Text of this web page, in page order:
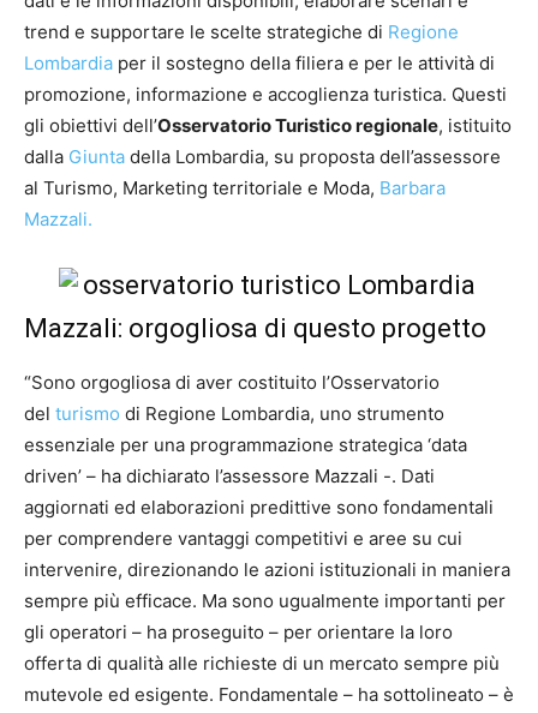
trend e supportare le scelte strategiche di Regione
Lombardia per il sostegno della filiera e per le attività di
promozione, informazione e accoglienza turistica. Questi
gli obiettivi dell’Osservatorio Turistico regionale, istituito
dalla Giunta della Lombardia, su proposta dell’assessore
al Turismo, Marketing territoriale e Moda, Barbara
Mazzali.
Mazzali: orgogliosa di questo progetto
“Sono orgogliosa di aver costituito l’Osservatorio
del turismo di Regione Lombardia, uno strumento
essenziale per una programmazione strategica ‘data
driven’ – ha dichiarato l’assessore Mazzali -. Dati
aggiornati ed elaborazioni predittive sono fondamentali
per comprendere vantaggi competitivi e aree su cui
intervenire, direzionando le azioni istituzionali in maniera
sempre più efficace. Ma sono ugualmente importanti per
gli operatori – ha proseguito – per orientare la loro
offerta di qualità alle richieste di un mercato sempre più
mutevole ed esigente. Fondamentale – ha sottolineato – è